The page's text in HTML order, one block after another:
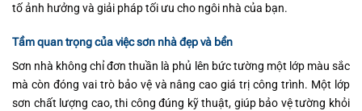
tố ảnh hưởng và giải pháp tối ưu cho ngôi nhà của bạn.
Tầm quan trọng của việc sơn nhà đẹp và bền
Sơn nhà không chỉ đơn thuần là phủ lên bức tường một lớp màu sắc
mà còn đóng vai trò bảo vệ và nâng cao giá trị công trình. Một lớp
sơn chất lượng cao, thi công đúng kỹ thuật, giúp bảo vệ tường khỏi